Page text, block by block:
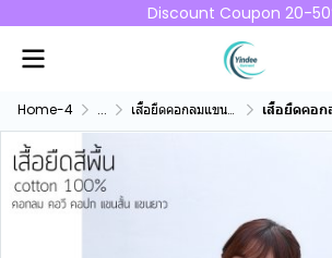
Discount Coupon 20-
Home-4 ... เสื้อยืดคอกลมแขนยาว คอทตอน100% เสื้อยืดคอกลมแขนยาวคอทตอน